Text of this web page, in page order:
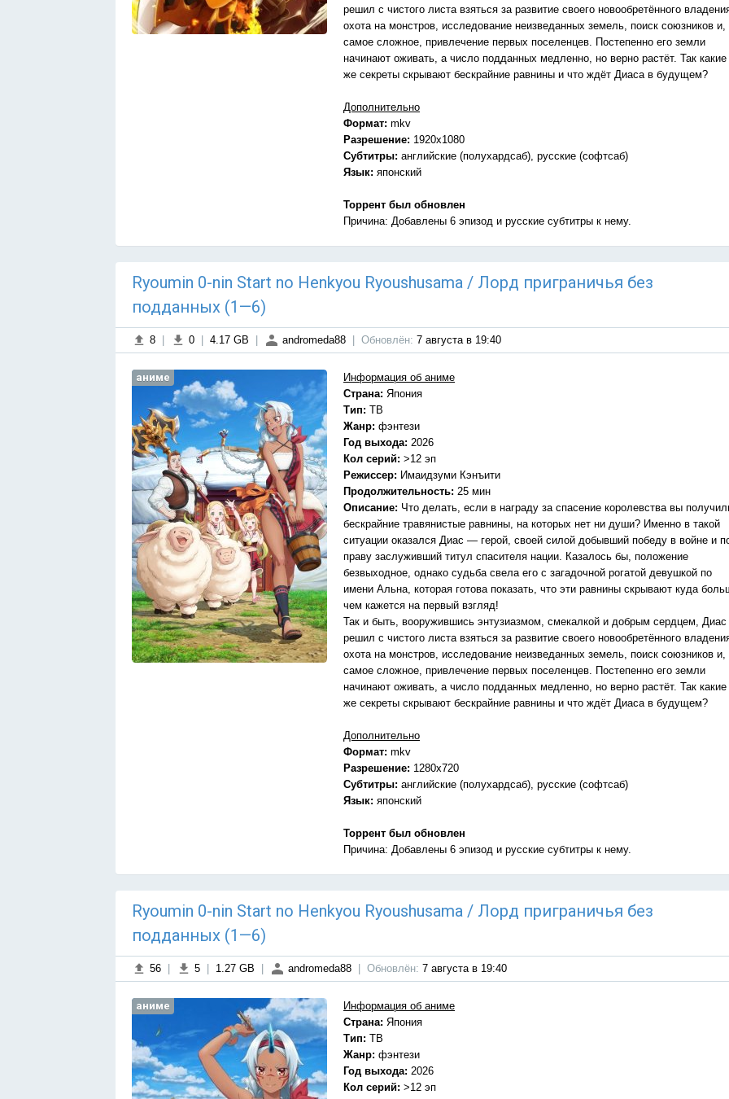
решил с чистого листа взяться за развитие своего новообретённого
охота на монстров, исследование неизведанных земель, поиск союзников и,
самое сложное, привлечение первых поселенцев. Постепенно его земли
начинают оживать, а число подданных медленно, но верно растёт. Так какие
же секреты скрывают бескрайние равнины и что ждёт Диаса в будущем?
Дополнительно
Формат: mkv
Разрешение: 1920x1080
Субтитры: английские (полухардсаб), русские (софтсаб)
Язык: японский
Торрент был обновлен
Причина: Добавлены 6 эпизод и русские субтитры к нему.
Ryoumin 0-nin Start no Henkyou Ryoushusama / Лорд приграничья без
подданных (1—6)
8 0 4.17 GB andromeda88 Обновлён: 7 августа в 19:40
аниме
Информация об аниме
Страна: Япония
Тип: ТВ
Жанр: фэнтези
Год выхода: 2026
Кол серий: >12 эп
Режиссер: Имаидзуми Кэнъити
Продолжительность: 25 мин
Описание: Что делать, если в награду за спасение королевства вы
бескрайние травянистые равнины, на которых нет ни души? Именно в такой
ситуации оказался Диас — герой, своей силой добывший победу в войне и
праву заслуживший титул спасителя нации. Казалось бы, положение
безвыходное, однако судьба свела его с загадочной рогатой девушкой по
имени Альна, которая готова показать, что эти равнины скрывают куда
чем кажется на первый взгляд!
Так и быть, вооружившись энтузиазмом, смекалкой и добрым сердцем, Диас
решил с чистого листа взяться за развитие своего новообретённого
охота на монстров, исследование неизведанных земель, поиск союзников и,
самое сложное, привлечение первых поселенцев. Постепенно его земли
начинают оживать, а число подданных медленно, но верно растёт. Так какие
же секреты скрывают бескрайние равнины и что ждёт Диаса в будущем?
Дополнительно
Формат: mkv
Разрешение: 1280x720
Субтитры: английские (полухардсаб), русские (софтсаб)
Язык: японский
Торрент был обновлен
Причина: Добавлены 6 эпизод и русские субтитры к нему.
Ryoumin 0-nin Start no Henkyou Ryoushusama / Лорд приграничья без
подданных (1—6)
56 5 1.27 GB andromeda88 Обновлён: 7 августа в 19:40
аниме
Информация об аниме
Страна: Япония
Тип: ТВ
Жанр: фэнтези
Год выхода: 2026
Кол серий: >12 эп